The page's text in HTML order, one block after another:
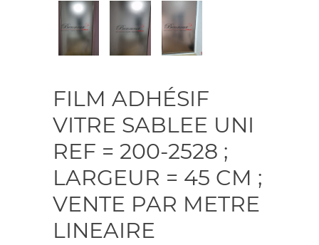
FILM ADHÉSIF
VITRE SABLEE UNI
REF = 200-2528 ;
LARGEUR = 45 CM ;
VENTE PAR METRE
LINEAIRE